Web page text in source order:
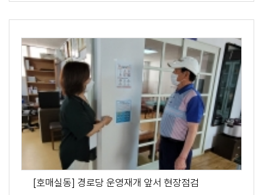
[호매실동] 경로당 운영재개 앞서 현장점검